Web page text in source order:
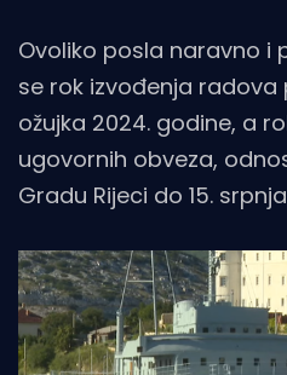
Ovoliko posla naravno i
se rok izvođenja radova
ožujka 2024. godine, a
ugovornih obveza,
Gradu Rijeci do 15.